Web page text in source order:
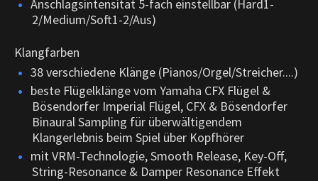
Anschlagsintensität 5-fach einstellbar (Hard1-
2/Medium/Soft1-2/Aus)
Klangfarben
38 verschiedene Klänge (Pianos/Orgel/Streicher....)
beste Flügelklänge vom Yamaha CFX Flügel &
Bösendorfer Imperial Flügel, CFX & Bösendorfer
Binaural Sampling für überwältigendem
Klangerlebnis beim Spiel über Kopfhörer
mit VRM-Technologie, Smooth Release, Key-Off,
String-Resonance & Damper Resonance Effekt